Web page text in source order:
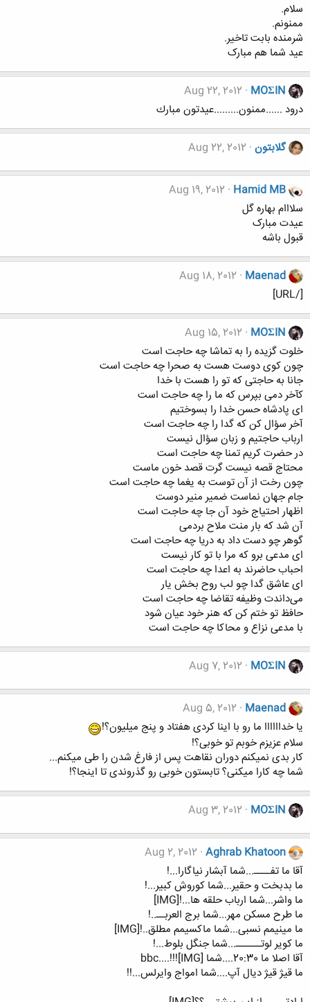
سلام.
ممنونم.
شرمنده بابت تاخیر.
عید شما هم مبارک
MOΣIN
Aug 22, 2012
درود ......ممنون.........عيدتون مبارك
گلابتون Aug 22, 2012
Hamid MB
Aug 19, 2012
سلااام بهاره گل
عیدت مبارک
قبول باشه
Maenad
Aug 18, 2012
[/URL]
MOΣIN
Aug 15, 2012
خلوت گزیده را به تماشا چه حاجت است
چون کوی دوست هست به صحرا چه حاجت است
جانا به حاجتی که تو را هست با خدا
کآخر دمی بپرس که ما را چه حاجت است
ای پادشاه حسن خدا را بسوختیم
آخر سؤال کن که گدا را چه حاجت است
ارباب حاجتیم و زبان سؤال نیست
در حضرت کریم تمنا چه حاجت است
محتاج قصه نیست گرت قصد خون ماست
چون رخت از آن توست به یغما چه حاجت است
جام جهان نماست ضمیر منیر دوست
اظهار احتیاج خود آن جا چه حاجت است
آن شد که بار منت ملاح بردمی
گوهر چو دست داد به دریا چه حاجت است
ای مدعی برو که مرا با تو کار نیست
احباب حاضرند به اعدا چه حاجت است
ای عاشق گدا چو لب روح بخش یار
می‌داندت وظیفه تقاضا چه حاجت است
حافظ تو ختم کن که هنر خود عیان شود
با مدعی نزاع و محاکا چه حاجت است
MOΣIN
Aug 7, 2012
Maenad
Aug 5, 2012
یا خداااااا ما رو با اینا کردی هفتاد و پنج میلیون؟!
سلام عزیزم خوبم تو خوبی؟!
کار بدی نمیکنم دوران نقاهت پس از فارغ شدن را طی میکنم...
شما چه کارا میکنی؟ تابستون خوبی رو گذروندی تا اینجا؟!
MOΣIN
Aug 3, 2012
Aghrab Khatoon
Aug 2, 2012
آقا ما تفــــ...شما آبشار نیاگارا...!
ما بدبخت و حقیر...شما کوروش کبیر...!
ما واشر...شما ارباب حلقه ها...![IMG]
ما طرح مسکن مهر...شما برج العربــ..!
ما مینیمم نسبی...شما ماکسیمم مطلق..![IMG]
ما کویر لوتــــــ...شما جنگل بلوط...!
آقا اصلا ما 20:30....شما bbc....!!![IMG]
ما قیژ قیژ دیال آپ....شما امواج وایرلس...!!